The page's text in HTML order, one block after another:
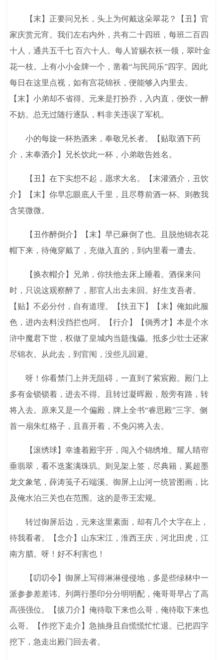
【末】正要问兄长，头上为何戴这朵翠花？【丑】官
家庆赏元宵。我们左右内外，共有二十四班，每班二百四
十人，通共五千七 百六十人。每人皆赐衣袄一领，翠叶金
花一枝。上有小小金牌一个，凿着“与民同乐”四字。因此
每日在这里点视，如有宫花锦袄，便能够入内里去。
【末】小弟却不省得。元来是打扮乔，入内直，便饮一醉
不妨。总无过随行逐队，料非关违误了军机。
小的每旋一杯热酒来，奉敬兄长者。【贴取酒下药
介，末奉酒介】兄长饮此一杯，小弟敢告姓名。
【丑】在下实想不起，愿求大名。【末灌酒介，丑饮
介】【末】你早忘眼底人千里，且尽尊前酒一杯。则教我
含笑微微。
【丑作醉倒介】【末】早已麻倒了也。且脱他锦衣花
帽下来，待俺穿戴了，充做入直的，到内里看一遭去。
【换衣帽介】兄弟，你扶他去床上睡着。酒保来问
时，只说这观察醉了，那官人出去未回。好生支吾者。
【贴】不必分付，自有道理。【扶丑下】【末】俺如此服
色，进内去料没挡拦也呵。【行介】【倘秀才】本是个水
浒中魔君下世，权做了皇城内当筵傀儡。抵多少壮士还家
尽锦衣。从此去，到官闱，没些儿回避。
呀！你看禁门上并无阻碍，一直到了紫宸殿。殿门上
多有金锁锁着，进去不得。且转过凝晖殿，殷旁有路，转
将入去。原来又是一个偏殿，牌上全书“睿思殿”三字。侧
首一扇朱红格子，且喜开着，不免闪将入去。
【滚绣球】幸逢着殿宇开，闯入个锦绣堆。耀人睛帘
垂翡翠，看不迭案满珠玑。则见架上签，尽典籍，奚超墨
龙文象笔，薛涛笺子石端溪。御屏上山河一统皆图画，比
及俺水泊三关也在范围。这的是帝王宏规。
转过御屏后边，元来这里素面，却有几个大字在上，
待我看者。【念介】山东宋江，淮西王庆，河北田虎，江
南方腊。呀！好不利害也！
【叨叨令】御屏上写得淋淋侵侵地，多是些绿林中一
派参参差差讳。列两行墨印分分明明配，俺哥哥早占了高
高强强位。【拔刀介】俺待取下来也么哥，俺待取下来也
么哥。【作挖下走介】急抽身且自慌慌忙忙退。已把四字
挖下，急走出殿门回去者。